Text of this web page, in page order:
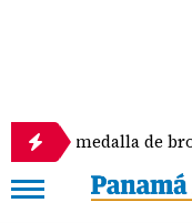
de bronce en